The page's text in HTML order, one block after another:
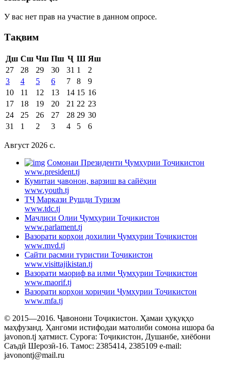
У вас нет прав на участие в данном опросе.
Тақвим
Дш Сш Чш Пш Ҷ Ш Яш
27
28 29 30 31 1
2
3
4 5 6 7 8
9
10
11 12 13 14 15 16
17
18 19 20 21 22 23
24
25 26 27 28 29 30
31
1 2 3 4 5 6
Август 2026 c.
Cомонаи Президенти Ҷумҳурии Тоҷикистон
www.president.tj
Кумитаи ҷавонон, варзиш ва сайёҳии
www.youth.tj
ТҶ Маркази Рушди Туризм
www.tdc.tj
Маҷлиси Олии Ҷумҳурии Тоҷикистон
www.parlament.tj
Вазорати корҳои дохилии Ҷумҳурии Тоҷикистон
www.mvd.tj
Сайти расмии туристии Тоҷикистон
www.visittajikistan.tj
Вазорати маориф ва илми Ҷумҳурии Тоҷикистон
www.maorif.tj
Вазорати корҳои хориҷии Ҷумҳурии Тоҷикистон
www.mfa.tj
© 2015—2016. Ҷавонони Тоҷикистон. Ҳамаи ҳуқуқҳо
маҳфузанд. Ҳангоми истифодаи матолиби сомона ишора ба
javonon.tj ҳатмист. Суроға: Тоҷикистон, Душанбе, хиёбони
Саъдӣ Шерозӣ-16. Тамос: 2385414, 2385109 e-mail:
javonontj@mail.ru